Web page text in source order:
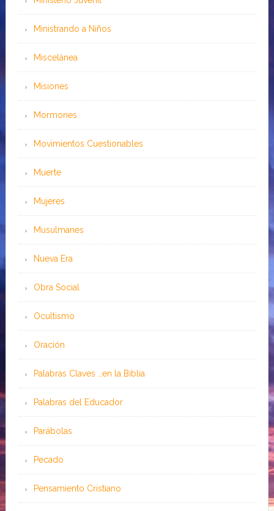
Ministrando a Niños
Miscelánea
Misiones
Mormones
Movimientos Cuestionables
Muerte
Mujeres
Musulmanes
Nueva Era
Obra Social
Ocultismo
Oración
Palabras Claves …en la Biblia
Palabras del Educador
Parábolas
Pecado
Pensamiento Cristiano